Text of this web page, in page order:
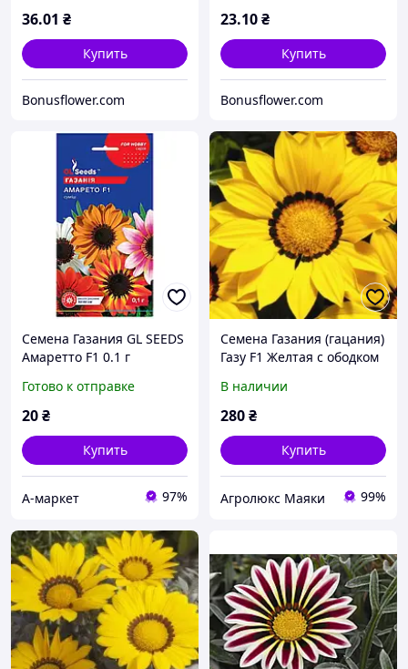
36.01 ₴
Купить
Bonusflower.com
23.10₴
Купить
Bonusflower.com
Семена Газания GL SEEDS
Амаретто F1 0.1 г
Готово к отправке
20₴
Купить
А-маркет 97%
Семена Газания (гацания)
Газу F1 Желтая с ободком
В наличии
280₴
Купить
Агролюкс Маяки 99%